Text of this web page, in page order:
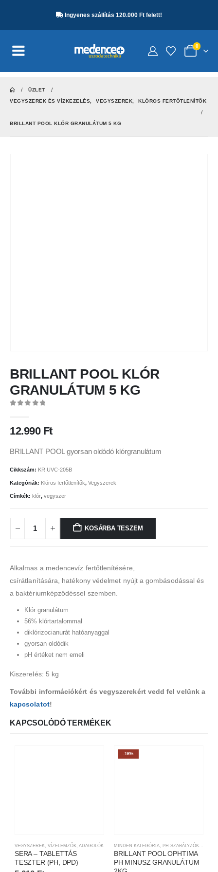
Ingyenes szállítás 120.000 Ft felett!
0
ÜZLET
VEGYSZEREK ÉS VÍZKEZELÉS VEGYSZEREK KLÓROS FERTŐTLENÍTŐK
BRILLANT POOL KLÓR GRANULÁTUM 5 KG
BRILLANT POOL KLÓR
GRANULÁTUM 5 KG
12.990 Ft
BRILLANT POOL gyorsan oldódó klórgranulátum
Cikkszám: KR.UVC-205B
Kategóriák: Klóros fertőtlenítők, Vegyszerek
Címkék: klór, vegyszer
KOSÁRBA TESZEM
Alkalmas a medencevíz fertőtlenítésére,
csírátlanítására, hatékony védelmet nyújt a gombásodással és
a baktériumképződéssel szemben.
Klór granulátum
56% klórtartalommal
diklórizocianurát hatóanyaggal
gyorsan oldódik
pH értéket nem emeli
Kiszerelés: 5 kg
További információkért és vegyszerekért vedd fel velünk a
kapcsolatot!
KAPCSOLÓDÓ TERMÉKEK
VEGYSZEREK VÍZELEMZŐK, ADAGOLÓK
SERA – TABLETTÁS
TESZTER (PH, DPD)
-16%
MINDEN KATEGÓRIA PH SZABÁLYZÓK
BRILLANT POOL OPHTIMA
PH MINUSZ GRANULÁTUM